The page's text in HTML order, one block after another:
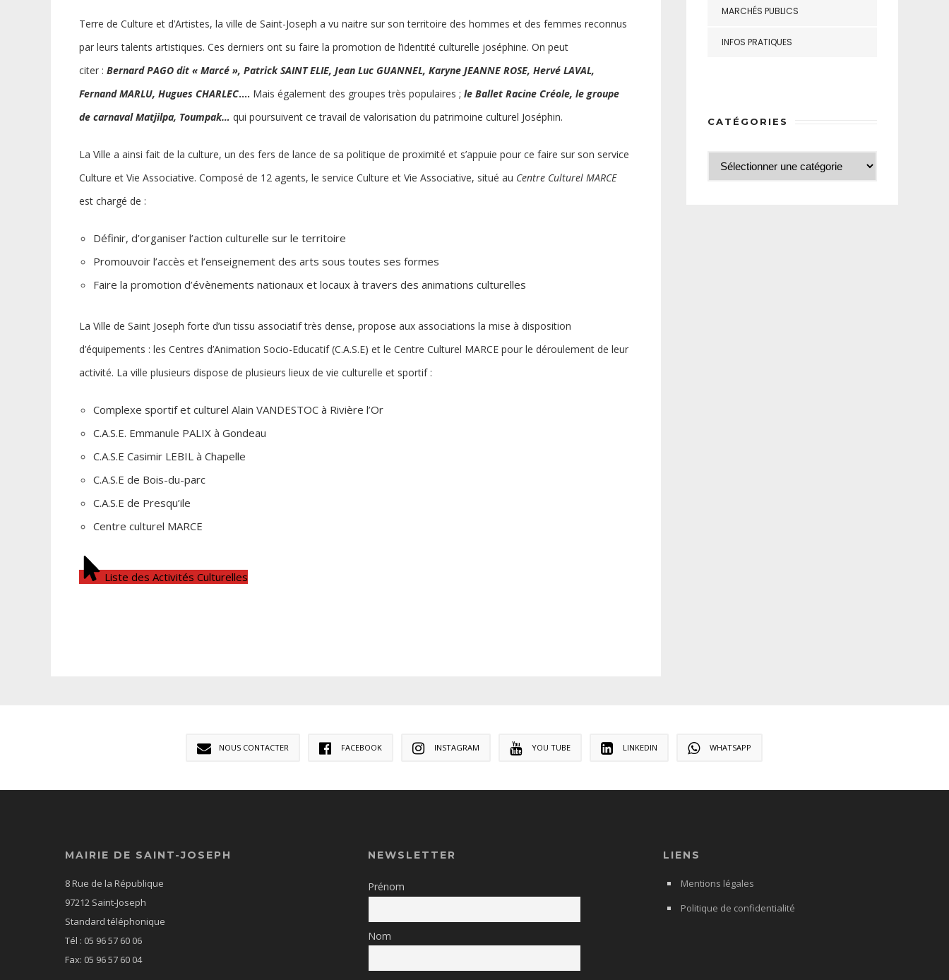
Terre de Culture et d’Artistes, la ville de Saint-Joseph a vu naitre sur son territoire des hommes et des femmes reconnus
par leurs talents artistiques. Ces derniers ont su faire la promotion de l’identité culturelle joséphine. On peut
citer : Bernard PAGO dit « Marcé », Patrick SAINT ELIE, Jean Luc GUANNEL, Karyne JEANNE ROSE, Hervé LAVAL,
Fernand MARLU, Hugues CHARLEC…. Mais également des groupes très populaires ; le Ballet Racine Créole, le groupe
de carnaval Matjilpa, Toumpak… qui poursuivent ce travail de valorisation du patrimoine culturel Joséphin.
La Ville a ainsi fait de la culture, un des fers de lance de sa politique de proximité et s’appuie pour ce faire sur son service
Culture et Vie Associative. Composé de 12 agents, le service Culture et Vie Associative, situé au Centre Culturel MARCE
est chargé de :
Définir, d’organiser l’action culturelle sur le territoire
Promouvoir l’accès et l’enseignement des arts sous toutes ses formes
Faire la promotion d’évènements nationaux et locaux à travers des animations culturelles
La Ville de Saint Joseph forte d’un tissu associatif très dense, propose aux associations la mise à disposition
d’équipements : les Centres d’Animation Socio-Educatif (C.A.S.E) et le Centre Culturel MARCE pour le déroulement de leur
activité. La ville plusieurs dispose de plusieurs lieux de vie culturelle et sportif :
Complexe sportif et culturel Alain VANDESTOC à Rivière l’Or
C.A.S.E. Emmanule PALIX à Gondeau
C.A.S.E Casimir LEBIL à Chapelle
C.A.S.E de Bois-du-parc
C.A.S.E de Presqu’ile
Centre culturel MARCE
Liste des Activités Culturelles
MARCHÉS PUBLICS
INFOS PRATIQUES
CATÉGORIES
NOUS CONTACTER FACEBOOK INSTAGRAM YOU TUBE LINKEDIN WHATSAPP
MAIRIE DE SAINT-JOSEPH
8 Rue de la République
97212 Saint-Joseph
Standard téléphonique
Tél : 05 96 57 60 06
Fax: 05 96 57 60 04
NEWSLETTER
Prénom
Nom
LIENS
Mentions légales
Politique de confidentialité